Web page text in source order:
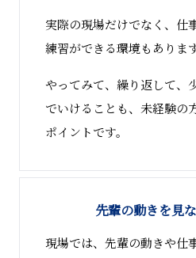
実際の現場だけでなく、仕
練習ができる環境もあります
やってみて、繰り返して、
でいけることも、未経験の
ポイントです。
先輩の動きを見
現場では、先輩の動きや仕